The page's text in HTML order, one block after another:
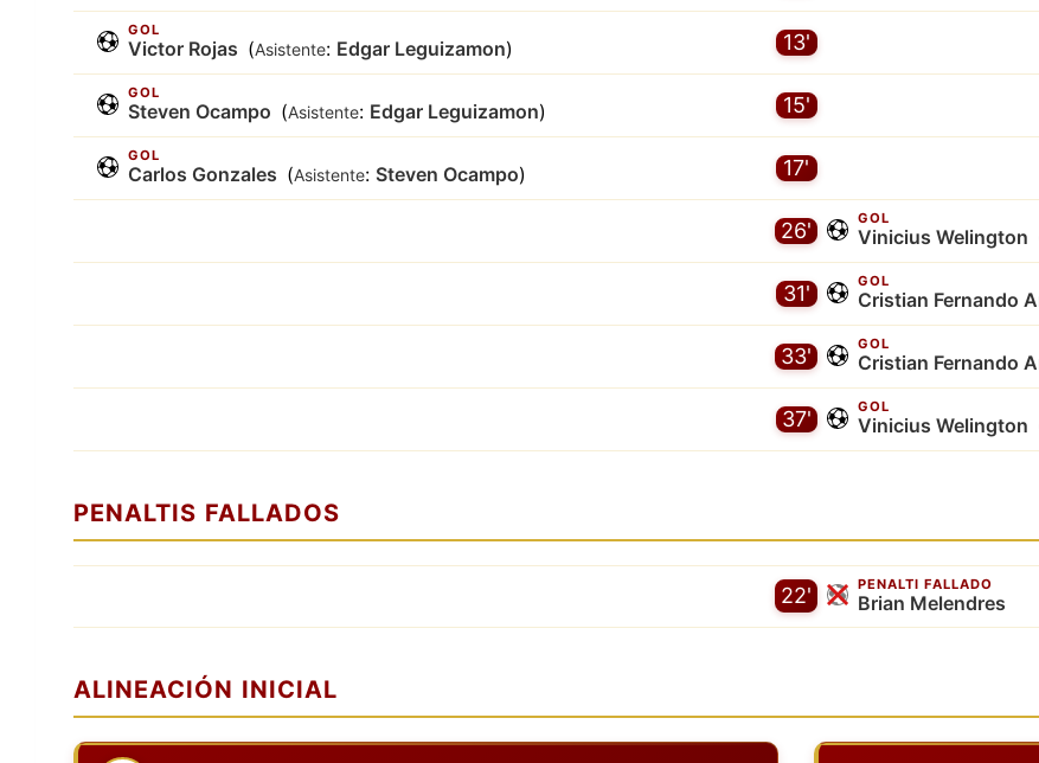
GOL
Victor Rojas (Asistente: Edgar Leguizamon) 13'
GOL
Steven Ocampo (Asistente: Edgar Leguizamon) 15'
GOL
Carlos Gonzales (Asistente: Steven Ocampo) 17'
26' GOL
Vinicius Welington
31' GOL
Cristian Fernando
33' GOL
Cristian Fernando
37' GOL
Vinicius Welington
PENALTIS FALLADOS
22' PENALTI FALLADO
Brian Melendres
ALINEACIÓN INICIAL